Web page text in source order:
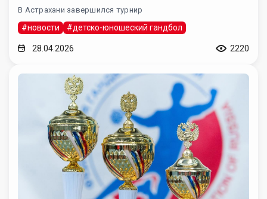
В Астрахани завершился турнир
#новости #детско-юношеский гандбол
28.04.2026 2220